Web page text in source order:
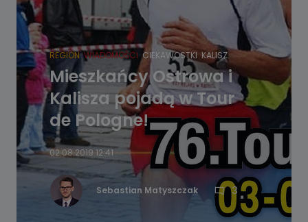
REGION WIADOMOŚCI CIEKAWOSTKI KALISZ
Mieszkańcy Ostrowa i
Kalisza pojadą w Tour
de Pologne!
02.08.2019 12:41
Sebastian Matyszczak 3